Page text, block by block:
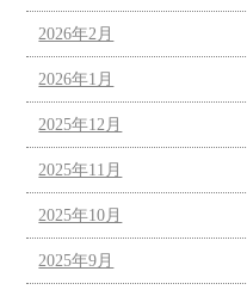
2026年2月
2026年1月
2025年12月
2025年11月
2025年10月
2025年9月